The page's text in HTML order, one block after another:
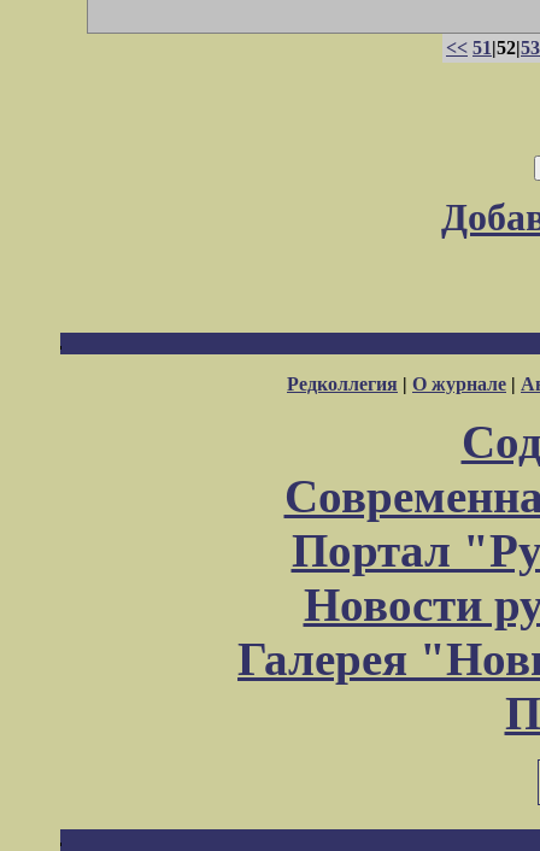
<< 51|52|53
Редколлегия | О журнале |
Портал
Новости
Галерея